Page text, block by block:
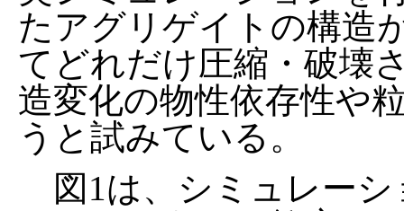
たアグリゲイトの構造
てどれだけ圧縮・破壊
造変化の物性依存性や
うと試みている。
図1は、シミュレーシ